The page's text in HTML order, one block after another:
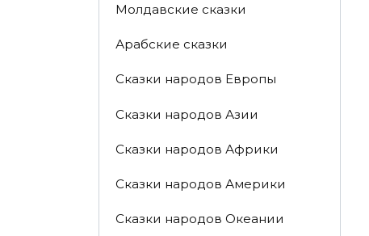
Молдавские сказки
Арабские сказки
Сказки народов Европы
Сказки народов Азии
Сказки народов Африки
Сказки народов Америки
Сказки народов Океании